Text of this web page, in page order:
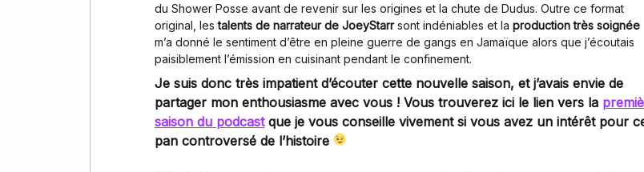
du Shower Posse avant de revenir sur les origines et la chute de Dudus. Outre ce format
original, lestalents de narrateur de JoeyStarrsont indéniables et la production très soignée
m’a donné le sentiment d’être en pleine guerre de gangs en Jamaïque alors que j’écoutais
paisiblement l’émission en cuisinant pendant le confinement.
Je suis donc très impatient d’écouter cette nouvelle saison, et j’avais envie de
partager mon enthousiasme avec vous ! Vous trouverez ici le lien vers la
saison du podcastque je vous conseille vivement si vous avez un intérêt pour
pan controversé de l’histoire